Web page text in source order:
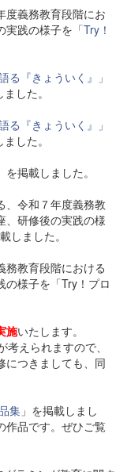
義務教育段階にお
実践の様子を「Try！
る『きょういく』」
した。
る『きょういく』」
した。
を掲載しました。
令和７年度義務教
、研修後の実践の様
しました。
教育段階における
の様子を「Try！プロ
施いたします。
えられますので、
につきましても、同
集 」を掲載しまし
作品です。ぜひご覧